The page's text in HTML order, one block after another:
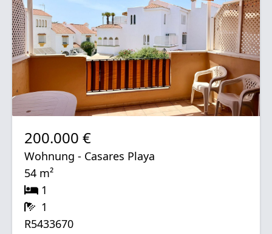
200.000 €
Wohnung - Casares Playa
54 m²
1
1
R5433670